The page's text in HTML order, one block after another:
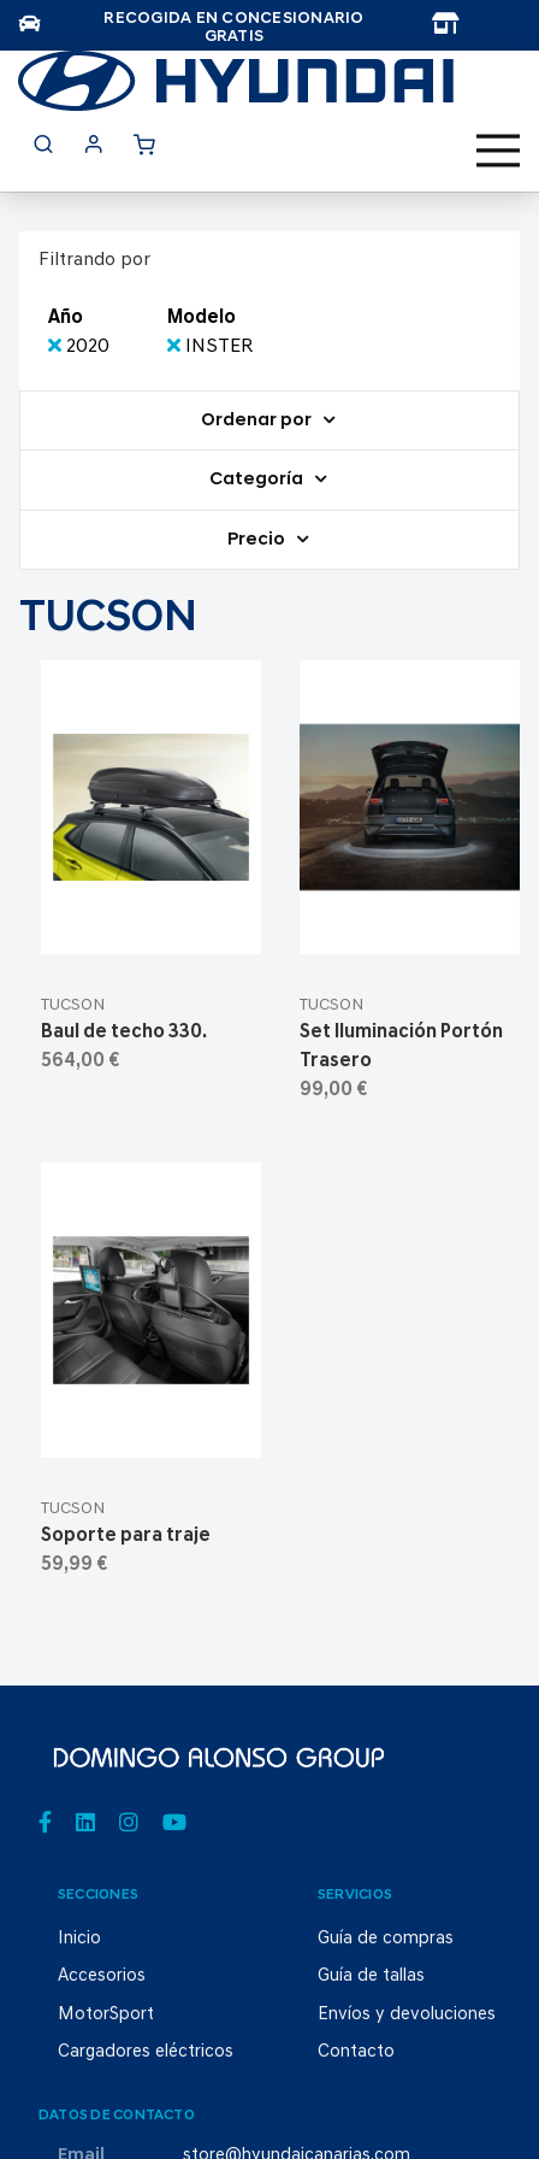
RECOGIDA EN CONCESIONARIO
GRATIS
Filtrando por
Año
2020
Modelo
INSTER
Ordenar por
Categoría
Precio
TUCSON
TUCSON
Baul de techo 330.
564,00 €
TUCSON
Set Iluminación Portón
Trasero
99,00 €
TUCSON
Soporte para traje
59,99 €
SECCIONES
Inicio
Accesorios
MotorSport
Cargadores eléctricos
SERVICIOS
Guía de compras
Guía de tallas
Envíos y devoluciones
Contacto
DATOS DE CONTACTO